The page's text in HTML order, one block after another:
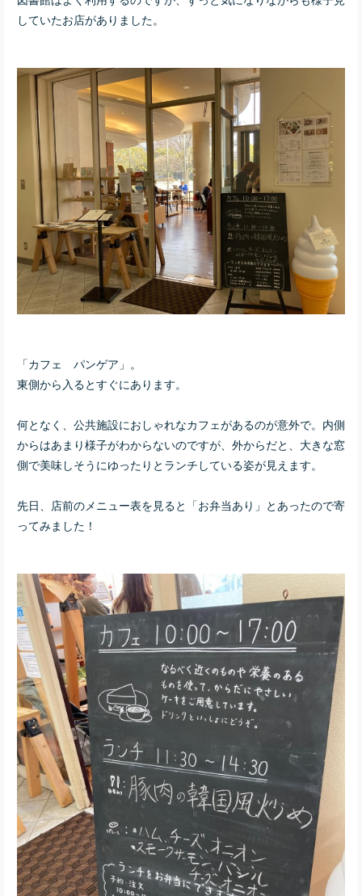
していたお店がありました。
「カフェ パンゲア」。
東側から入るとすぐにあります。
何となく、公共施設におしゃれなカフェがあるのが意外で。内側
からはあまり様子がわからないのですが、外からだと、大きな窓
側で美味しそうにゆったりとランチしている姿が見えます。
先日、店前のメニュー表を見ると「お弁当あり」とあったので寄
ってみました！